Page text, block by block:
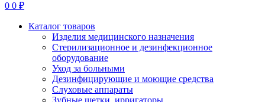
0 0 ₽
Каталог товаров
Изделия медицинского назначения
Стерилизационное и дезинфекционное
оборудование
Уход за больными
Дезинфицирующие и моющие средства
Слуховые аппараты
Зубные щетки, ирригаторы